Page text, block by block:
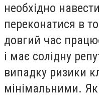
необхідно
переконатися в
довгий час
і має солідну
випадку ризики
мінімальними.